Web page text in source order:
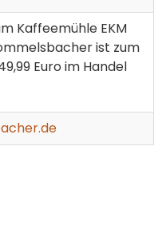
Kaffeemühle EKM
ist zum
Euro im Handel